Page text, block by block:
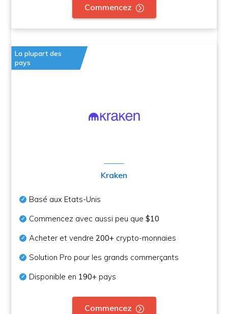
Commencez
La plupart des
pays
Kraken
Basé aux Etats-Unis
Commencez avec aussi peu que$10
Acheter et vendre200+ crypto-monnaies
Solution Pro pour les grands commerçants
Disponible en 190+ pays
Commencez